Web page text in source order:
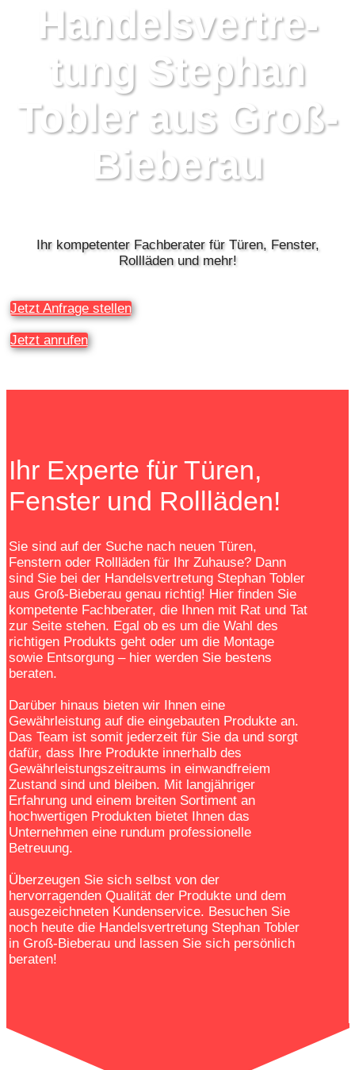
Handels­ver­tre­
tung Stephan
Tobler aus Groß-
Bieberau
Ihr kompetenter Fachberater für Türen, Fenster,
Rollläden und mehr!
Jetzt Anfrage stellen
Jetzt anrufen
Ihr Experte für Türen,
Fenster und Rollläden!
Sie sind auf der Suche nach neuen Türen,
Fenstern oder Rollläden für Ihr Zuhause? Dann
sind Sie bei der Handelsvertretung Stephan Tobler
aus Groß-Bieberau genau richtig! Hier finden Sie
kompetente Fachberater, die Ihnen mit Rat und Tat
zur Seite stehen. Egal ob es um die Wahl des
richtigen Produkts geht oder um die Montage
sowie Entsorgung – hier werden Sie bestens
beraten.
Darüber hinaus bieten wir Ihnen eine
Gewährleistung auf die eingebauten Produkte an.
Das Team ist somit jederzeit für Sie da und sorgt
dafür, dass Ihre Produkte innerhalb des
Gewährleistungszeitraums in einwandfreiem
Zustand sind und bleiben. Mit langjähriger
Erfahrung und einem breiten Sortiment an
hochwertigen Produkten bietet Ihnen das
Unternehmen eine rundum professionelle
Betreuung.
Überzeugen Sie sich selbst von der
hervorragenden Qualität der Produkte und dem
ausgezeichneten Kundenservice. Besuchen Sie
noch heute die Handelsvertretung Stephan Tobler
in Groß-Bieberau und lassen Sie sich persönlich
beraten!